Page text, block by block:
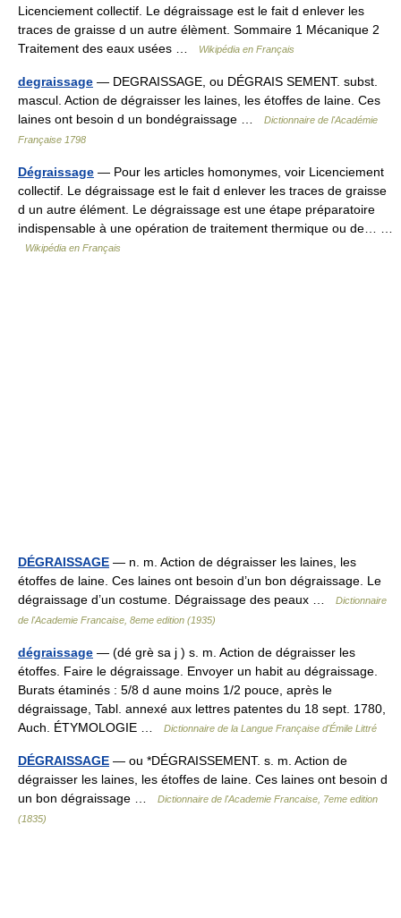
Licenciement collectif. Le dégraissage est le fait d enlever les
traces de graisse d un autre élèment. Sommaire 1 Mécanique 2
Traitement des eaux usées …
Wikipédia en Français
degraissage — DEGRAISSAGE, ou DÉGRAIS SEMENT. subst.
mascul. Action de dégraisser les laines, les étoffes de laine. Ces
laines ont besoin d un bondégraissage …
Dictionnaire de l'Académie
Française 1798
Dégraissage — Pour les articles homonymes, voir Licenciement
collectif. Le dégraissage est le fait d enlever les traces de graisse
d un autre élément. Le dégraissage est une étape préparatoire
indispensable à une opération de traitement thermique ou de… …
Wikipédia en Français
DÉGRAISSAGE — n. m. Action de dégraisser les laines, les
étoffes de laine. Ces laines ont besoin d’un bon dégraissage. Le
dégraissage d’un costume. Dégraissage des peaux …
Dictionnaire
de l'Academie Francaise, 8eme edition (1935)
dégraissage — (dé grè sa j ) s. m. Action de dégraisser les
étoffes. Faire le dégraissage. Envoyer un habit au dégraissage.
Burats étaminés : 5/8 d aune moins 1/2 pouce, après le
dégraissage, Tabl. annexé aux lettres patentes du 18 sept. 1780,
Auch. ÉTYMOLOGIE …
Dictionnaire de la Langue Française d'Émile Littré
DÉGRAISSAGE — ou *DÉGRAISSEMENT. s. m. Action de
dégraisser les laines, les étoffes de laine. Ces laines ont besoin d
un bon dégraissage …
Dictionnaire de l'Academie Francaise, 7eme edition
(1835)